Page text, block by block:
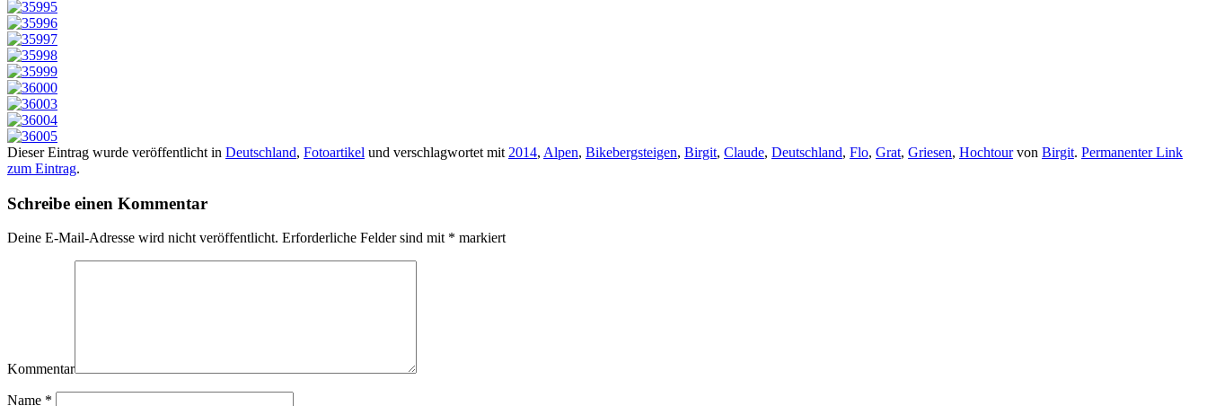
Dieser Eintrag wurde veröffentlicht in Deutschland, Fotoartikel und verschlagwortet mit 2014, Alpen, Bikebergsteigen, Birgit, Claude, Deutschland, Flo, Grat, Griesen, Hochtourvon Birgit. Permanenter Link
zum Eintrag.
Schreibe einen Kommentar
Deine E-Mail-Adresse wird nicht veröffentlicht. Erforderliche Felder sind mit * markiert
Kommentar
Name *